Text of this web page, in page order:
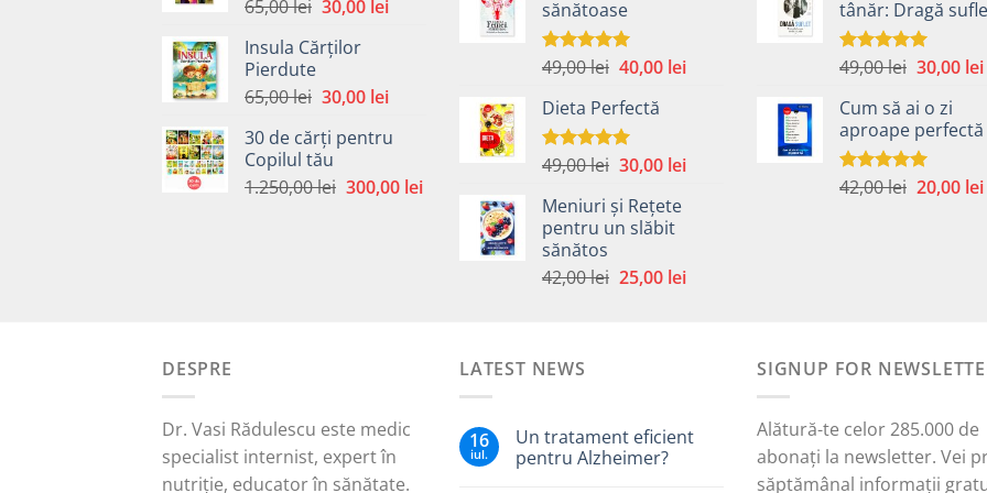
65,00lei Prețul
a
65,00 lei.
30,00 leiPrețul
Insula Cărților
Pierdute
65,00lei Prețul
a
fost:
65,00 lei.
30,00 leiPrețul
este:
30 de cărți pentru
Copilul tău
1.250,00lei Prețul
300,00 leiPrețul
300,00 lei.
fost:
59,00 lei.
sănătoase
Evaluat la
49,00lei Prețul
a
fost:
49,00 lei.
40,00 leiPrețul
Dieta Perfectă
Evaluat la
49,00lei Prețul
a
fost:
30,00 leiPrețul
Meniuri și Rețete
pentru un slăbit
sănătos
42,00lei Prețul
25,00 leiPrețul
fost:
59,00 lei.
tânăr: Dragă
Evaluat la
49,00lei Prețul
a
fost:
49,00 lei.
30,00 lei
Cum să ai o zi
aproape perfectă
Evaluat la
42,00lei Prețul
20,00 lei
DESPRE
Dr. Vasi Rădulescu este medic
specialist internist, expert în
nutriție, educator în sănătate.
LATEST NEWS
16
iul.
Un tratament eficient
pentru Alzheimer?
SIGNUP FOR
Alătură-te celor 285.000 de
abonați la newsletter. Vei
săptămânal informații